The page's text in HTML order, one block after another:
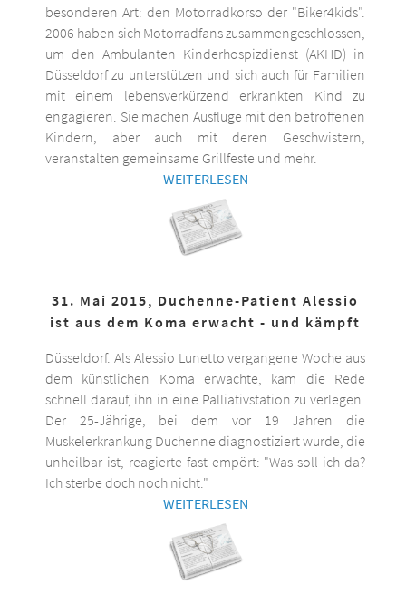
besonderen Art: den Motorradkorso der "Biker4kids".
2006 haben sich Motorradfans zusammengeschlossen,
um den Ambulanten Kinderhospizdienst (AKHD) in
Düsseldorf zu unterstützen und sich auch für Familien
mit einem lebensverkürzend erkrankten Kind zu
engagieren. Sie machen Ausflüge mit den betroffenen
Kindern, aber auch mit deren Geschwistern,
veranstalten gemeinsame Grillfeste und mehr.
WEITERLESEN
31. Mai 2015, Duchenne-Patient Alessio
ist aus dem Koma erwacht - und kämpft
Düsseldorf. Als Alessio Lunetto vergangene Woche aus
dem künstlichen Koma erwachte, kam die Rede
schnell darauf, ihn in eine Palliativstation zu verlegen.
Der 25-Jährige, bei dem vor 19 Jahren die
Muskelerkrankung Duchenne diagnostiziert wurde, die
unheilbar ist, reagierte fast empört: "Was soll ich da?
Ich sterbe doch noch nicht."
WEITERLESEN